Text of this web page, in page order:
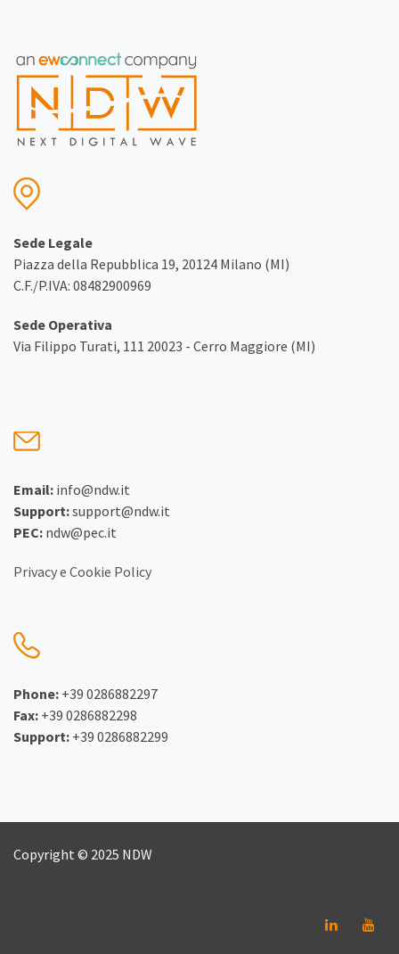
Sede Legale
Piazza della Repubblica 19, 20124 Milano (MI)
C.F./P.IVA: 08482900969
Sede Operativa
Via Filippo Turati, 111 20023 - Cerro Maggiore (MI)
Email: info@ndw.it
Support:support@ndw.it
PEC: ndw@pec.it
Privacy e Cookie Policy
Phone: +39 0286882297
Fax: +39 0286882298
Support: +39 0286882299
Copyright © 2025 NDW